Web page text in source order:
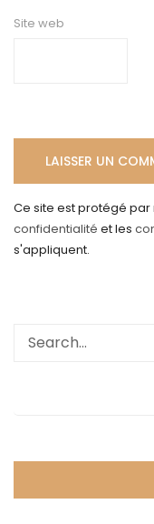
Site web
Ce site est protégé par
confidentialité et les
s'appliquent.